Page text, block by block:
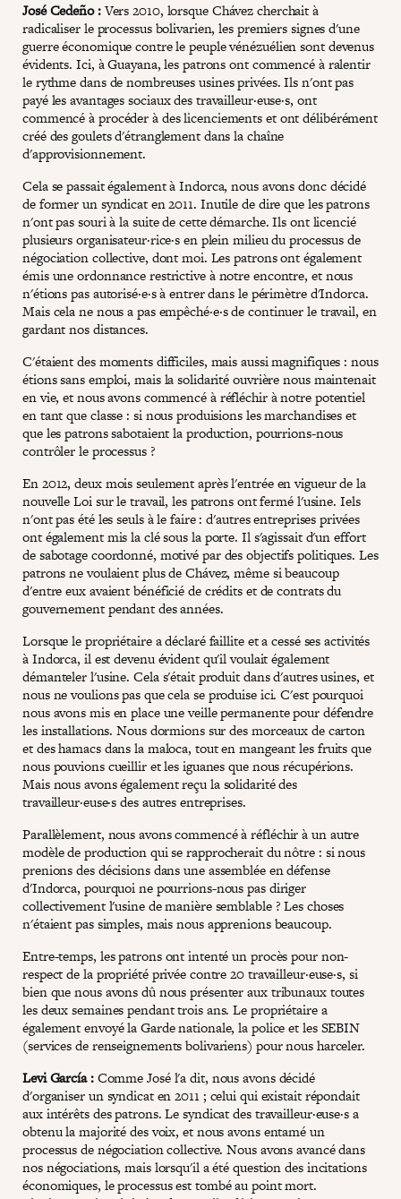
José Cedeño :Vers 2010, lorsque Chávez cherchait à
radicaliser le processus bolivarien, les premiers signes d'une
guerre économique contre le peuple vénézuélien sont devenus
évidents. Ici, à Guayana, les patrons ont commencé à ralentir
le rythme dans de nombreuses usines privées. Ils n'ont pas
payé les avantages sociaux des travailleur·euse·s, ont
commencé à procéder à des licenciements et ont délibérément
créé des goulets d'étranglement dans la chaîne
d'approvisionnement.
Cela se passait également à Indorca, nous avons donc décidé
de former un syndicat en 2011. Inutile de dire que les patrons
n'ont pas souri à la suite de cette démarche. Ils ont licencié
plusieurs organisateur·rice·s en plein milieu du processus de
négociation collective, dont moi. Les patrons ont également
émis une ordonnance restrictive à notre encontre, et nous
n'étions pas autorisé·e·s à entrer dans le périmètre d'Indorca.
Mais cela ne nous a pas empêché·e·s de continuer le travail, en
gardant nos distances.
C'étaient des moments difficiles, mais aussi magnifiques : nous
étions sans emploi, mais la solidarité ouvrière nous maintenait
en vie, et nous avons commencé à réfléchir à notre potentiel
en tant que classe : si nous produisions les marchandises et
que les patrons sabotaient la production, pourrions-nous
contrôler le processus ?
En 2012, deux mois seulement après l'entrée en vigueur de la
nouvelle Loi sur le travail, les patrons ont fermé l'usine. Iels
n'ont pas été les seuls à le faire : d'autres entreprises privées
ont également mis la clé sous la porte. Il s'agissait d'un effort
de sabotage coordonné, motivé par des objectifs politiques. Les
patrons ne voulaient plus de Chávez, même si beaucoup
d'entre eux avaient bénéficié de crédits et de contrats du
gouvernement pendant des années.
Lorsque le propriétaire a déclaré faillite et a cessé ses activités
à Indorca, il est devenu évident qu'il voulait également
démanteler l'usine. Cela s'était produit dans d'autres usines, et
nous ne voulions pas que cela se produise ici. C'est pourquoi
nous avons mis en place une veille permanente pour défendre
les installations. Nous dormions sur des morceaux de carton
et des hamacs dans la maloca, tout en mangeant les fruits que
nous pouvions cueillir et les iguanes que nous récupérions.
Mais nous avons également reçu la solidarité des
travailleur·euse·s des autres entreprises.
Parallèlement, nous avons commencé à réfléchir à un autre
modèle de production qui se rapprocherait du nôtre : si nous
prenions des décisions dans une assemblée en défense
d'Indorca, pourquoi ne pourrions-nous pas diriger
collectivement l'usine de manière semblable ? Les choses
n'étaient pas simples, mais nous apprenions beaucoup.
Entre-temps, les patrons ont intenté un procès pour non-
respect de la propriété privée contre 20 travailleur·euse·s, si
bien que nous avons dû nous présenter aux tribunaux toutes
les deux semaines pendant trois ans. Le propriétaire a
également envoyé la Garde nationale, la police et les SEBIN
(services de renseignements bolivariens) pour nous harceler.
Levi García :Comme José l'a dit, nous avons décidé
d'organiser un syndicat en 2011 ; celui qui existait répondait
aux intérêts des patrons. Le syndicat des travailleur·euse·s a
obtenu la majorité des voix, et nous avons entamé un
processus de négociation collective. Nous avons avancé dans
nos négociations, mais lorsqu'il a été question des incitations
économiques, le processus est tombé au point mort.